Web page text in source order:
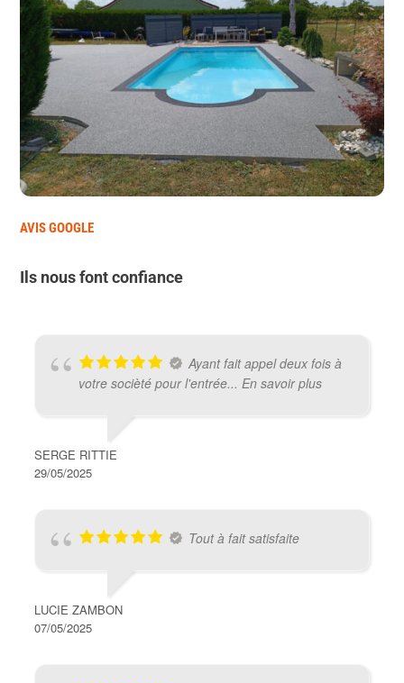
AVIS GOOGLE
Ils nous font confiance
Ayant fait appel deux fois à
votre socièté pour l'entrée... En savoir plus
SERGE RITTIE
29/05/2025
Tout à fait satisfaite
LUCIE ZAMBON
07/05/2025